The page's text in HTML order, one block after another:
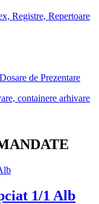
Registre, Repertoare
de Prezentare
containere arhivare
1/1 Alb